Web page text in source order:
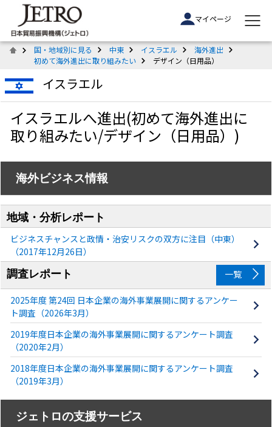
マイページ
国・地域別に見る 中東 イスラエル
海外進出
初めて海外進出に取り組みたい
デザイン（日用品）
イスラエル
イスラエルへ進出(初めて海外進出に
取り組みたい/デザイン（日用品）)
海外ビジネス情報
地域・分析レポート
ビジネスチャンスと政情・治安リスクの双方に注目（中東）
（2017年12月26日）
調査レポート
一覧
2025年度 第24回 日本企業の海外事業展開に関するアンケー
ト調査（2026年3月）
2019年度日本企業の海外事業展開に関するアンケート調査
（2020年2月）
2018年度日本企業の海外事業展開に関するアンケート調査
（2019年3月）
ジェトロの支援サービス